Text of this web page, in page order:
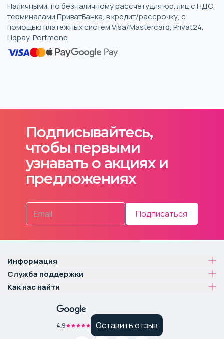
Наличными, по безналичному рассчетудля юр. лиц с НДС,
терминалами ПриватБанка, в кредит/рассрочку, с
помощью платежных систем Visa/Mastercard, Privat24,
Liqpay, Portmone
Подписывайтесь,
чтобы первыми
узнавать о акциях и
предложениях
Подписаться
Информация
Служба поддержки
Как нас найти
4.9 Оставить отзыв